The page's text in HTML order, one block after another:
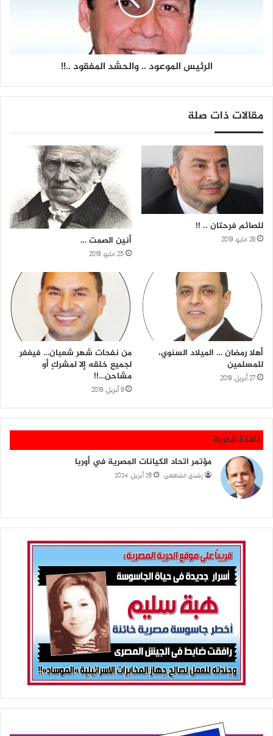
الرئيس الموعود .. والحشد المفقود ..!!
مقالات ذات صلة
للصائم فرحتان .. !!
26 مايو، 2019 أنين الصمت …
25 مايو، 2019
أهلا رمضان … الميلاد السنوي،
للمسلمين
27 أبريل، 2019
من نفحات شهر شعبان… فيغفر
لجميع خلقه إلا لمشركٍ أو
مشاحن…!!
9 أبريل، 2019
نافذة الحرية
مؤتمر اتحاد الكيانات المصرية في أوربا
رشدي الشافعي 28 أبريل، 2024